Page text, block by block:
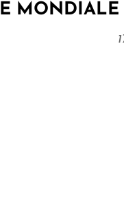
MONDIALE